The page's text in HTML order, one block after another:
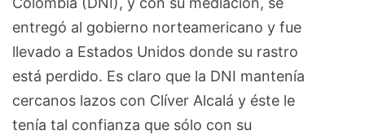
entregó al gobierno norteamericano y fue
llevado a Estados Unidos donde su rastro
está perdido. Es claro que la DNI mantenía
cercanos lazos con Clíver Alcalá y éste le
tenía tal confianza que sólo con su